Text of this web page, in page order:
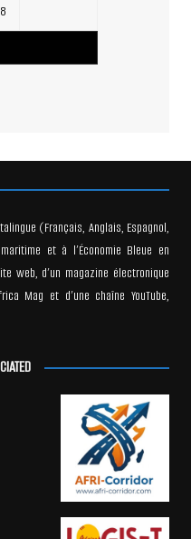
(Français, Anglais, Espagnol,
et à l’Économie Bleue en
web, d’un magazine électronique
Mag et d’une chaîne YouTube,